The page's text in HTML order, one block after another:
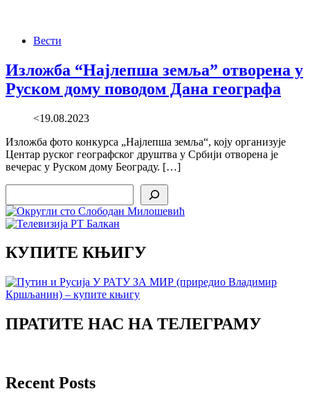
Вести
Изложба “Најлепша земља” отворена у
Руском дому поводом Дана географа
<19.08.2023
Изложба фото конкурса „Најлепша земља“, коју организује
Центар руског географског друштва у Србији отворена је
вечерас у Руском дому Београду. […]
КУПИТЕ КЊИГУ
ПРАТИТЕ НАС НА ТЕЛЕГРАМУ
Recent Posts